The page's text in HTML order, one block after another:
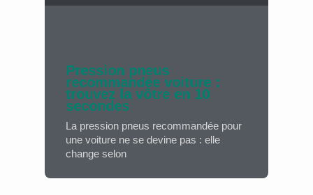
Pression pneus
recommandée voiture :
trouvez la vôtre en 10
secondes
La pression pneus recommandée pour
une voiture ne se devine pas : elle
change selon